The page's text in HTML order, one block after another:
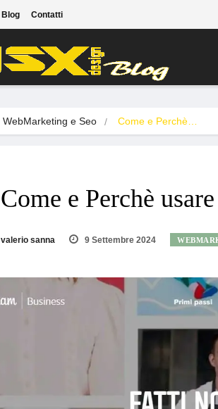
Blog Contatti
WebMarketing e Seo Come e Perchè…
Come e Perchè
valerio sanna 9 Settembre 2024